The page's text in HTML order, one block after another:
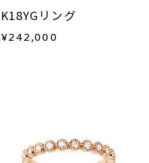
K18YGリング
¥242,000